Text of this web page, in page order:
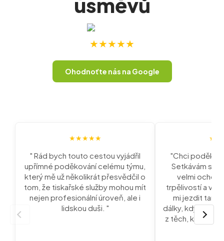
★★★★★
Ohodnoťte nás na Google
★★★★★
" Rád bych touto cestou vyjádřil
upřímné poděkování celému týmu,
který mě už několikrát přesvědčil o
tom, že tiskařské služby mohou mít
nejen profesionální úroveň, ale i
lidskou duši. "
"Chci
Setkávám se
velmi
trpělivostí a
mi jezdit tam
dálky, když
z těch, které